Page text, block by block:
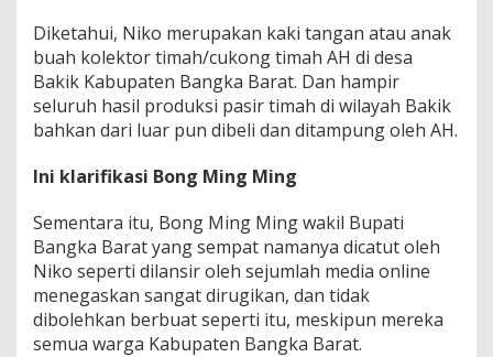
Diketahui, Niko merupakan kaki tangan atau anak
buah kolektor timah/cukong timah AH di desa
Bakik Kabupaten Bangka Barat. Dan hampir
seluruh hasil produksi pasir timah di wilayah Bakik
bahkan dari luar pun dibeli dan ditampung oleh AH.
Ini klarifikasi Bong Ming Ming
Sementara itu, Bong Ming Ming wakil Bupati
Bangka Barat yang sempat namanya dicatut oleh
Niko seperti dilansir oleh sejumlah media online
menegaskan sangat dirugikan, dan tidak
dibolehkan berbuat seperti itu, meskipun mereka
semua warga Kabupaten Bangka Barat.